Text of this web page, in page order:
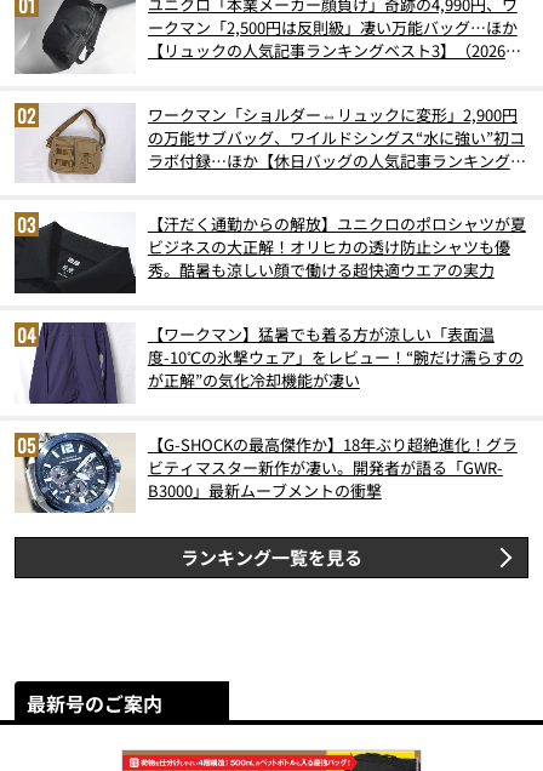
ークマン「2,500円は反則級」凄い万能バッグ…ほか
【リュックの人気記事ランキングベスト3】（2026年
ワークマン「ショルダー⇔リュックに変形」2,900円
の万能サブバッグ、ワイルドシングス“水に強い”初コ
ラボ付録…ほか【休日バッグの人気記事ランキングベ
【汗だく通勤からの解放】ユニクロのポロシャツが夏
ビジネスの大正解！オリヒカの透け防止シャツも優
秀。酷暑も涼しい顔で働ける超快適ウエアの実力
【ワークマン】猛暑でも着る方が涼しい「表面温
度-10℃の氷撃ウェア」をレビュー！“腕だけ濡らすの
が正解”の気化冷却機能が凄い
【G-SHOCKの最高傑作か】18年ぶり超絶進化！グラ
ビティマスター新作が凄い。開発者が語る「GWR-
B3000」最新ムーブメントの衝撃
ランキング一覧を見る
最新号のご案内